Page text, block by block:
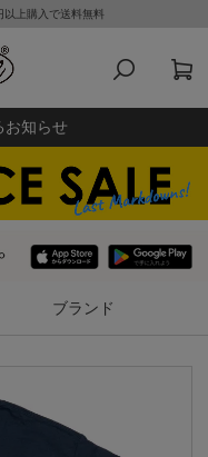
上購入で送料無料
お知らせ
ブランド